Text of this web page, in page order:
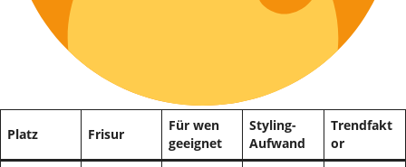
Platz Frisur
Für wen
geeignet
Styling-
Aufwand
Trendfakt
or